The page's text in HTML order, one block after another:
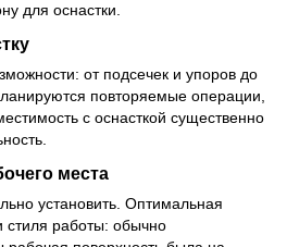
для оснастки.
от подсечек и упоров до
повторяемые операции,
с оснасткой существенно
места
установить. Оптимальная
стиля работы: обычно